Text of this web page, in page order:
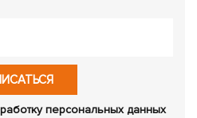
персональных данных